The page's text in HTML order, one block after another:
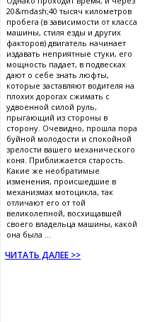
20&mdash;40 тысяч километров
пробега (в зависимости от класса
машины, стиля езды и других
факторов) двигатель начинает
издавать неприятные стуки, его
мощность падает, в подвесках
дают о себе знать люфты,
которые заставляют водителя на
плохих дорогах сжимать с
удвоенной силой руль,
прыгающий из стороны в
сторону. Очевидно, прошла пора
буйной молодости и спокойной
зрелости вашего механического
коня. Приближается старость.
Какие же необратимые
изменения, происшедшие в
механизмах мотоцикла, так
отличают его от той
великолепной, восхищавшей
своего владельца машины, какой
она была ...
ЧИТАТЬ ДАЛЕЕ >>